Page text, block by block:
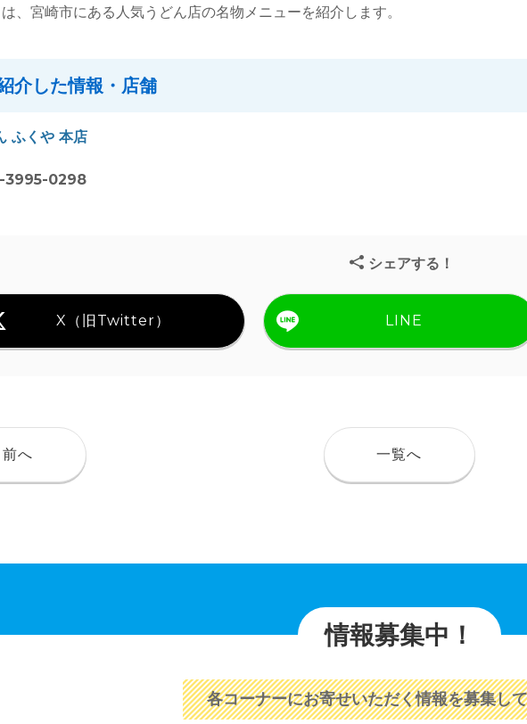
、宮崎市にある人気うどん店の名物メニューを紹介します。
介した情報・店舗
ふくや 本店
3995-0298
シェアする！
X（旧Twitter） LINE
前へ 一覧へ
情報募集中！
各コーナーにお寄せいただく情報を募集し